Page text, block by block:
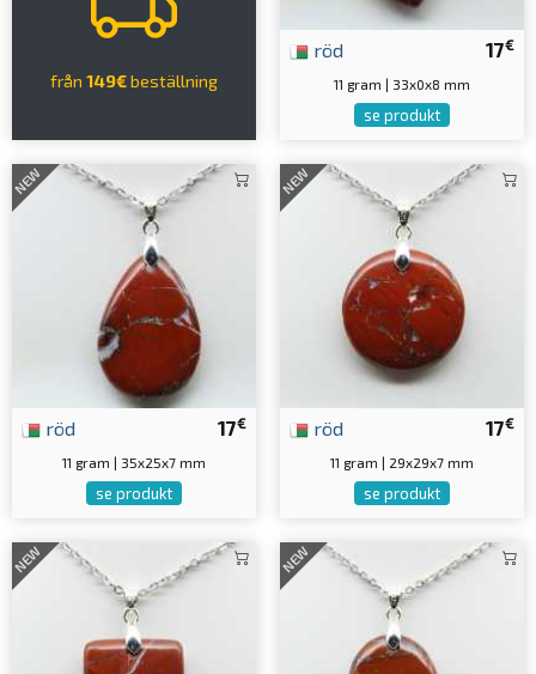
från 149€beställning
17€
röd
11 gram | 33x0x8 mm
se produkt
NEW
17€
röd
11 gram | 35x25x7 mm
se produkt
NEW
17€
röd
11 gram | 29x29x7 mm
se produkt
NEW NEW